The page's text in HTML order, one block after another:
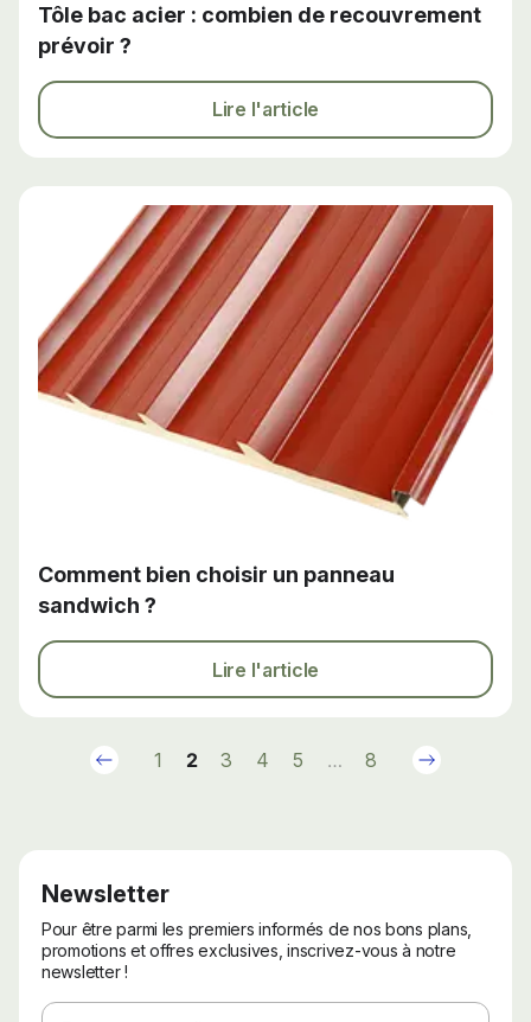
Tôle bac acier : combien de recouvrement
prévoir ?
Lire l'article
Comment bien choisir un panneau
sandwich ?
Lire l'article
Précédent
1 2 3 4 5 … 8 Suivant
Newsletter
Pour être parmi les premiers informés de nos bons plans,
promotions et offres exclusives, inscrivez-vous à notre
newsletter !